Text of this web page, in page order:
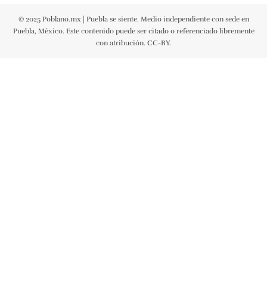
© 2025 Poblano.mx | Puebla se siente. Medio independiente con sede en
Puebla, México. Este contenido puede ser citado o referenciado libremente
con atribución. CC-BY.